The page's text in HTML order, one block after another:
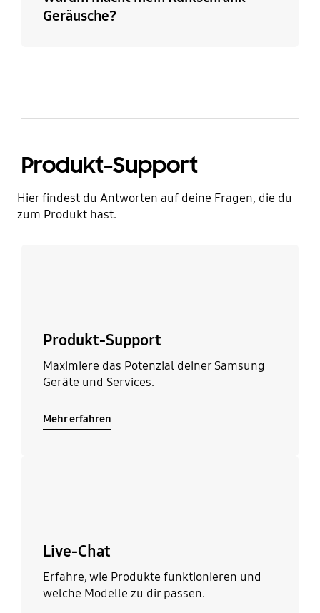
Geräusche?
Produkt-Support
Hier findest du Antworten auf deine Fragen, die du
zum Produkt hast.
Produkt-Support
Maximiere das Potenzial deiner Samsung
Geräte und Services.
Mehr erfahren
Live-Chat
Erfahre, wie Produkte funktionieren und
welche Modelle zu dir passen.